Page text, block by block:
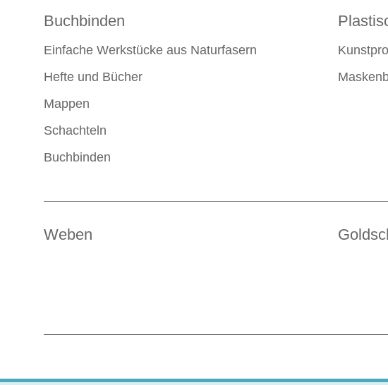
Buchbinden
Einfache Werkstücke aus Naturfasern
Hefte und Bücher
Mappen
Schachteln
Buchbinden
Weben